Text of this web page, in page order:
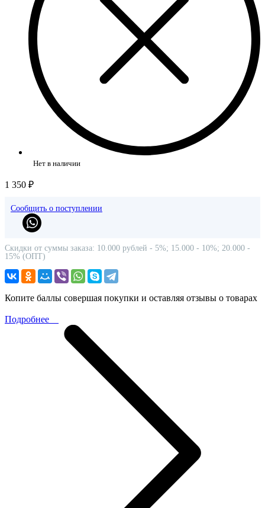
Нет в наличии
1 350 ₽
Сообщить о поступлении
Скидки от суммы заказа: 10.000 рублей - 5%; 15.000 - 10%; 20.000 -
15% (ОПТ)
Копите баллы совершая покупки и оставляя отзывы о товарах
Подробнее